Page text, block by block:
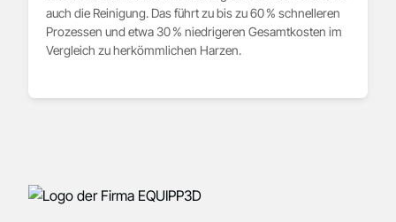
auch die Reinigung. Das führt zu bis zu 60 % schnelleren
Prozessen und etwa 30 % niedrigeren Gesamtkosten im
Vergleich zu herkömmlichen Harzen.